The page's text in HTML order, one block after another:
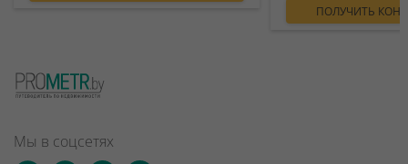
ПОЛУЧИТЬ
Мы в соцсетях